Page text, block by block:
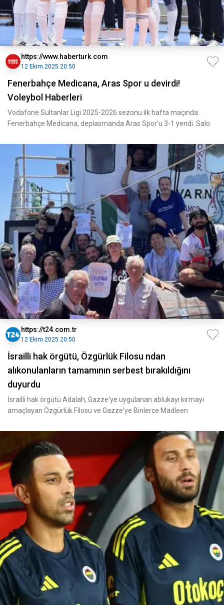
https://www.haberturk.com
12 Ekim 2025 20:50
Fenerbahçe Medicana, Aras Spor u devirdi!
Voleybol Haberleri
Vodafone Sultanlar Ligi 2025-2026 sezonu ilk hafta maçında
Fenerbahçe Medicana, deplasmanda Aras Spor'u 3-1 yendi. Salo
https://t24.com.tr
12 Ekim 2025 20:50
İsrailli hak örgütü, Özgürlük Filosu ndan
alıkonulanların tamamının serbest bırakıldığını
duyurdu
İsrailli hak örgütü Adalah, Gazze'ye uygulanan ablukayı kırmayı
amaçlayan Özgürlük Filosu ve Gazze'ye Binlerce Madleen